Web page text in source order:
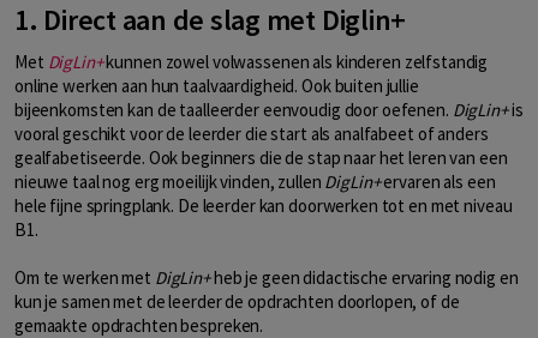
1. Direct aan de slag met Diglin+
Met DigLin+kunnen zowel volwassenen als kinderen zelfstandig
online werken aan hun taalvaardigheid. Ook buiten jullie
bijeenkomsten kan de taalleerder eenvoudig door oefenen. DigLin+is
vooral geschikt voor de leerder die start als analfabeet of anders
gealfabetiseerde. Ook beginners die de stap naar het leren van een
nieuwe taal nog erg moeilijk vinden, zullen DigLin+ervaren als een
hele fijne springplank. De leerder kan doorwerken tot en met niveau
B1.
Om te werken met DigLin+heb je geen didactische ervaring nodig en
kun je samen met de leerder de opdrachten doorlopen, of de
gemaakte opdrachten bespreken.